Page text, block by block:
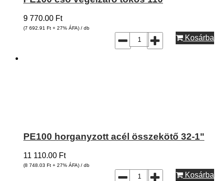
9 770.00 Ft
(7 692.91 Ft + 27% ÁFA) / db
Kosárba
PE100 horganyzott acél összekötő 32-1"
11 110.00 Ft
(8 748.03 Ft + 27% ÁFA) / db
Kosárba